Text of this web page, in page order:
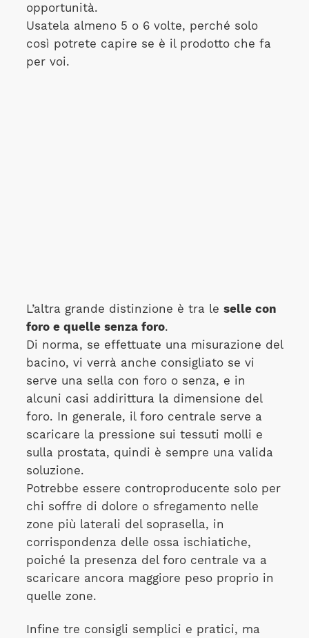
opportunità.
Usatela almeno 5 o 6 volte, perché solo
così potrete capire se è il prodotto che fa
per voi.
L’altra grande distinzione è tra le selle con
foro e quelle senza foro.
Di norma, se effettuate una misurazione del
bacino, vi verrà anche consigliato se vi
serve una sella con foro o senza, e in
alcuni casi addirittura la dimensione del
foro. In generale, il foro centrale serve a
scaricare la pressione sui tessuti molli e
sulla prostata, quindi è sempre una valida
soluzione.
Potrebbe essere controproducente solo per
chi soffre di dolore o sfregamento nelle
zone più laterali del soprasella, in
corrispondenza delle ossa ischiatiche,
poiché la presenza del foro centrale va a
scaricare ancora maggiore peso proprio in
quelle zone.
Infine tre consigli semplici e pratici, ma